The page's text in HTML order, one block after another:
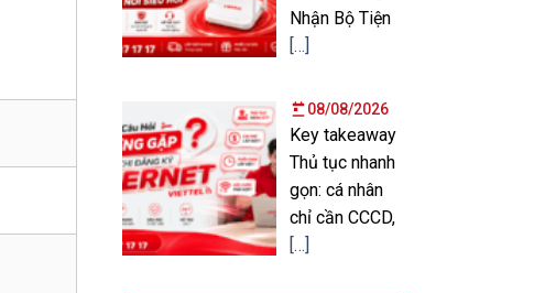
Nhận Bộ Tiện
[…]
08/08/2026
Key takeaway
Thủ tục nhanh
gọn: cá nhân
chỉ cần CCCD,
[…]